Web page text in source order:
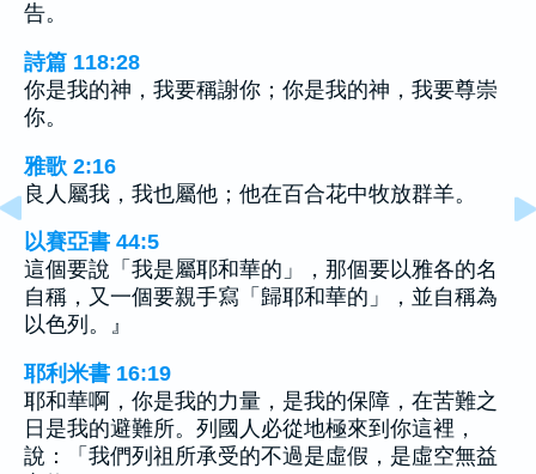
告。
詩篇 118:28
你是我的神，我要稱謝你；你是我的神，我要尊崇
你。
雅歌 2:16
良人屬我，我也屬他；他在百合花中牧放群羊。
以賽亞書 44:5
這個要說「我是屬耶和華的」，那個要以雅各的名
自稱，又一個要親手寫「歸耶和華的」，並自稱為
以色列。』
耶利米書 16:19
耶和華啊，你是我的力量，是我的保障，在苦難之
日是我的避難所。列國人必從地極來到你這裡，
說：「我們列祖所承受的不過是虛假，是虛空無益